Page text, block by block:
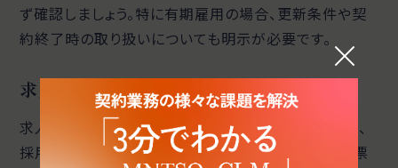
ず確認しましょう。特に有期雇用の場合、更新条件や契
約終了時の取り扱いについても明示が必要です。
求人内容に即した内容にする
求人情報と雇用契約書の内容が一致していない場合、
採用後のトラブルにつながるおそれがあります。求人票